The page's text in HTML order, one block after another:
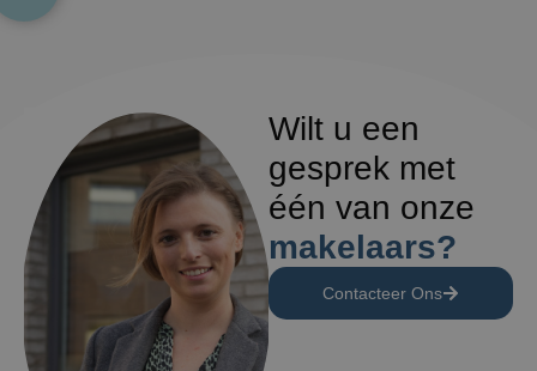
Wilt u een
gesprek met
één van onze
makelaars?
Contacteer Ons